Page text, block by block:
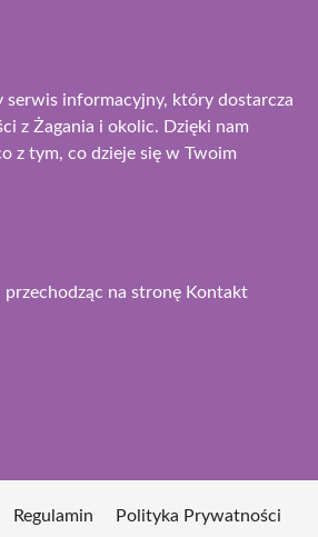
serwis informacyjny, który dostarcza
z Żagania i okolic. Dzięki nam
z tym, co dzieje się w Twoim
na stronę Kontakt
Regulamin Polityka Prywatności